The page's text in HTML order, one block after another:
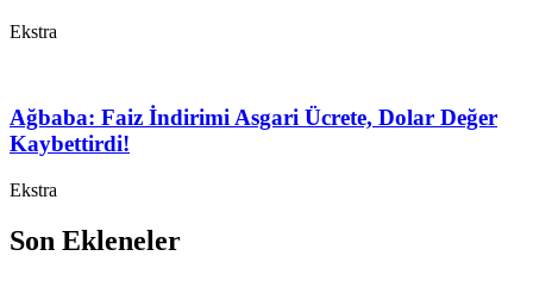
Ekstra
Ağbaba: Faiz İndirimi Asgari Ücrete, Dolar Değer
Kaybettirdi!
Ekstra
Son Ekleneler